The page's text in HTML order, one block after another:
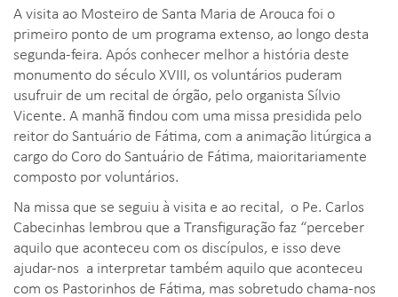
A visita ao Mosteiro de Santa Maria de Arouca foi o
primeiro ponto de um programa extenso, ao longo desta
segunda-feira. Após conhecer melhor a história deste
monumento do século XVIII, os voluntários puderam
usufruir de um recital de órgão, pelo organista Sílvio
Vicente. A manhã findou com uma missa presidida pelo
reitor do Santuário de Fátima, com a animação litúrgica a
cargo do Coro do Santuário de Fátima, maioritariamente
composto por voluntários.
Na missa que se seguiu à visita e ao recital, o Pe. Carlos
Cabecinhas lembrou que a Transfiguração faz “perceber
aquilo que aconteceu com os discípulos, e isso deve
ajudar-nos a interpretar também aquilo que aconteceu
com os Pastorinhos de Fátima, mas sobretudo chama-nos